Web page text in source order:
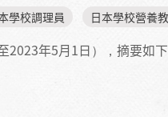
學校調理員 日本學校營養
2023年5月1日），摘要如